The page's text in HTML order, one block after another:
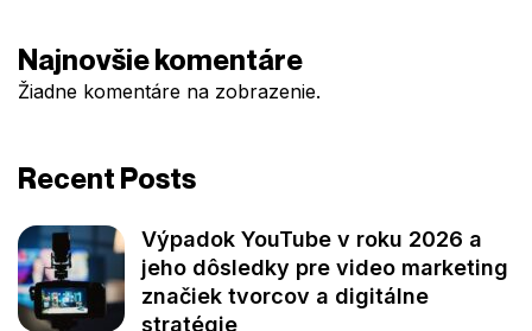
Najnovšie komentáre
Žiadne komentáre na zobrazenie.
Recent Posts
Výpadok YouTube v roku 2026 a
jeho dôsledky pre video marketing
značiek tvorcov a digitálne
stratégie